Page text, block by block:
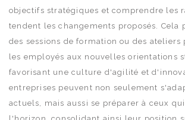
objectifs stratégiques et comprendre les
tendent les changements proposés. Cela
des sessions de formation ou des
les employés aux nouvelles orientations
favorisant une culture d'agilité et
entreprises peuvent non seulement
actuels, mais aussi se préparer à ceux